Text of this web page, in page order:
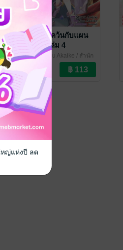
หนูน้อยเจ้าแคว้นกับแผน
พิทักษ์เมือง เล่ม 4
Maro Aoiro / Sou Akaike / สำนัก
พิมพ์เซนชู
การ์ตูนทั่วไป
22 Rating
หญ่แห่งปี ลด